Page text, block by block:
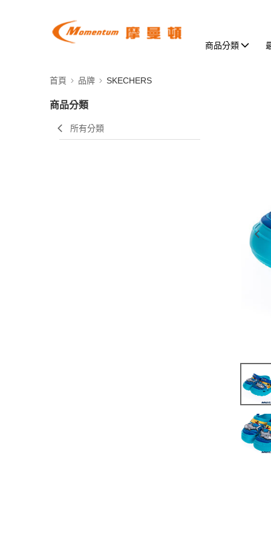
商品分類
首頁 品牌 SKECHERS
商品分類
所有分類